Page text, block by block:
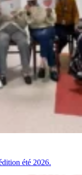
été 2026.